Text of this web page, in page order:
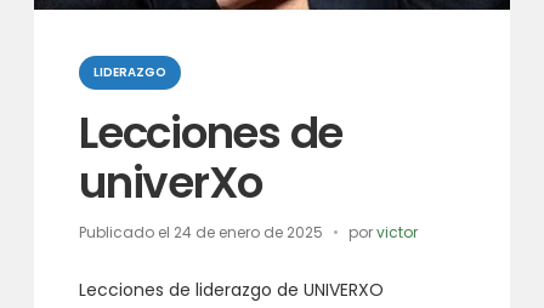
Categorias
LIDERAZGO
Lecciones de
univerXo
Publicado el 24 de enero de 2025 porvictor
Lecciones de liderazgo de UNIVERXO